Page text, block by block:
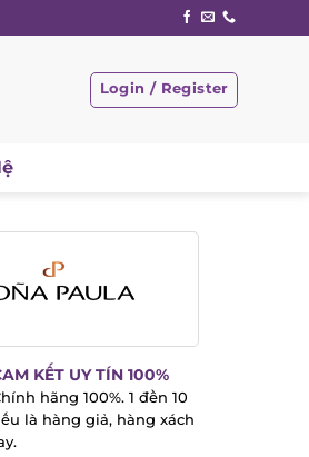
Login / Register
KẾT UY TÍN 100%
hãng 100%. 1 đền 10
là hàng giả, hàng xách